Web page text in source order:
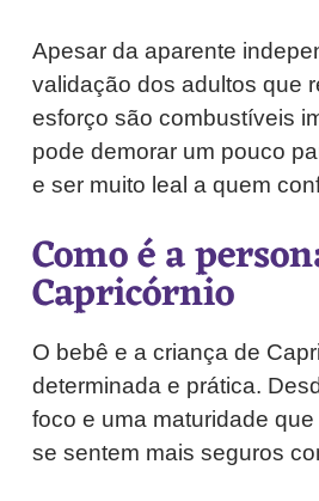
Apesar da aparente
validação dos adultos que
esforço são combustíveis
pode demorar um pouco
e ser muito leal a quem
Como é a
Capricórnio
O bebê e a criança de
determinada e prática.
foco e uma maturidade
se sentem mais seguros